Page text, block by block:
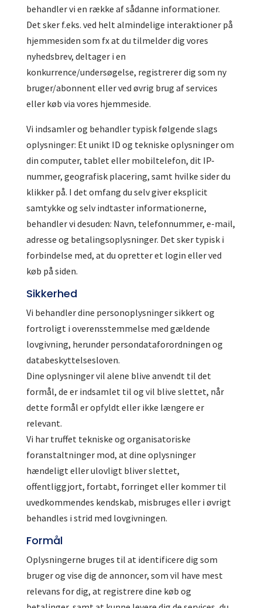
behandler vi en række af sådanne informationer.
Det sker f.eks. ved helt almindelige interaktioner på
hjemmesiden som fx at du tilmelder dig vores
nyhedsbrev, deltager i en
konkurrence/undersøgelse, registrerer dig som ny
bruger/abonnent eller ved øvrig brug af services
eller køb via vores hjemmeside.
Vi indsamler og behandler typisk følgende slags
oplysninger: Et unikt ID og tekniske oplysninger om
din computer, tablet eller mobiltelefon, dit IP-
nummer, geografisk placering, samt hvilke sider du
klikker på. I det omfang du selv giver eksplicit
samtykke og selv indtaster informationerne,
behandler vi desuden: Navn, telefonnummer, e-mail,
adresse og betalingsoplysninger. Det sker typisk i
forbindelse med, at du opretter et login eller ved
køb på siden.
Sikkerhed
Vi behandler dine personoplysninger sikkert og
fortroligt i overensstemmelse med gældende
lovgivning, herunder persondataforordningen og
databeskyttelsesloven.
Dine oplysninger vil alene blive anvendt til det
formål, de er indsamlet til og vil blive slettet, når
dette formål er opfyldt eller ikke længere er
relevant.
Vi har truffet tekniske og organisatoriske
foranstaltninger mod, at dine oplysninger
hændeligt eller ulovligt bliver slettet,
offentliggjort, fortabt, forringet eller kommer til
uvedkommendes kendskab, misbruges eller i øvrigt
behandles i strid med lovgivningen.
Formål
Oplysningerne bruges til at identificere dig som
bruger og vise dig de annoncer, som vil have mest
relevans for dig, at registrere dine køb og